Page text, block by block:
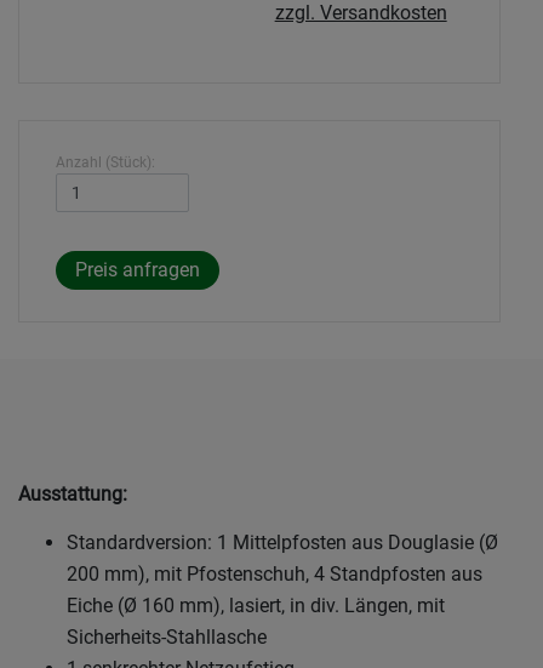
zzgl. Versandkosten
Anzahl (Stück):
Ausstattung:
Standardversion: 1 Mittelpfosten aus Douglasie (Ø
200 mm), mit Pfostenschuh, 4 Standpfosten aus
Eiche (Ø 160 mm), lasiert, in div. Längen, mit
Sicherheits-Stahllasche